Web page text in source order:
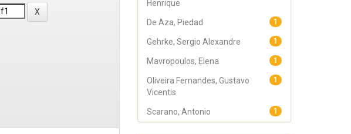
Henrique
1
De Aza, Piedad
1
Gehrke, Sergio Alexandre
1
Mavropoulos, Elena
1
Oliveira Fernandes, Gustavo
Vicentis
1
Scarano, Antonio